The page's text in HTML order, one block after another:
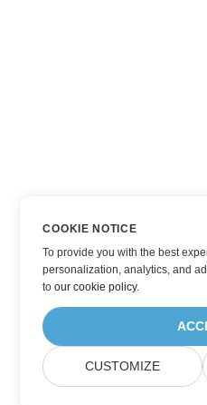
COOKIE NOTICE
To provide you with the best
personalization, analytics, and
toour cookie policy.
CUSTOMIZE